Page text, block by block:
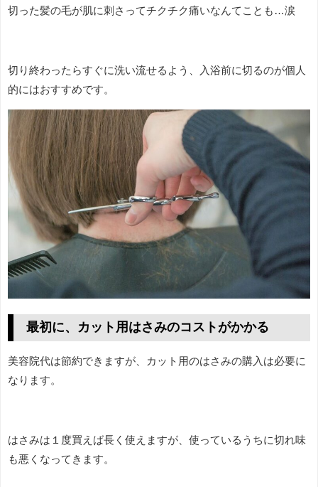
切った髪の毛が肌に刺さってチクチク痛いなんてことも…涙
切り終わったらすぐに洗い流せるよう、入浴前に切るのが個人
的にはおすすめです。
最初に、カット用はさみのコストがかかる
美容院代は節約できますが、カット用のはさみの購入は必要に
なります。
はさみは１度買えば長く使えますが、使っているうちに切れ味
も悪くなってきます。